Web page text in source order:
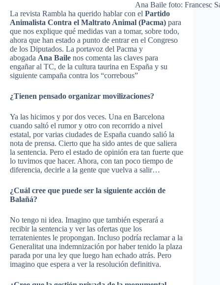
Ana Baile foto: Francesc
La revista Rambla ha querido hablar con el Partido
Animalista Contra el Maltrato Animal (Pacma) para
que nos explique qué medidas van a tomar, sobre todo,
ahora que han estado a punto de entrar en el Congreso
de los Diputados. La portavoz del Pacma y
abogada Ana Baile nos comenta las claves para
engañar al TC, de la cultura taurina en España y su
siguiente campaña contra los “correbous”
¿Tienen pensado organizar movilizaciones?
Ya las hicimos y por dos veces. Una en Barcelona
cuando saltó el rumor y otro con recorrido a nivel
estatal, por varias ciudades de España cuando salió la
nota de prensa. Cierto que ha sido antes de que saliera
la sentencia. Pero el estado de opinión era tan fuerte que
lo tuvimos que hacer. Ahora, con tan poco tiempo de
diferencia, decirle a la gente que vuelva a salir…
¿Cuál cree que puede ser la siguiente acción de
Balañá?
No tengo ni idea. Imagino que también esperará a
recibir la sentencia y ver las ofertas que los
terratenientes le propongan. Incluso podría reclamar a la
Generalitat una indemnización por haber tenido la plaza
parada por una ley que luego han echado atrás. Pero
imagino que espera a ver la resolución definitiva.